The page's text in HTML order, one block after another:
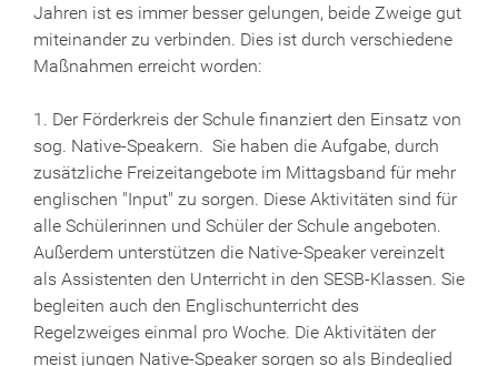
Jahren ist es immer besser gelungen, beide Zweige gut
miteinander zu verbinden. Dies ist durch verschiedene
Maßnahmen erreicht worden:
1. Der Förderkreis der Schule finanziert den Einsatz von
sog. Native-Speakern. Sie haben die Aufgabe, durch
zusätzliche Freizeitangebote im Mittagsband für mehr
englischen "Input" zu sorgen. Diese Aktivitäten sind für
alle Schülerinnen und Schüler der Schule angeboten.
Außerdem unterstützen die Native-Speaker vereinzelt
als Assistenten den Unterricht in den SESB-Klassen. Sie
begleiten auch den Englischunterricht des
Regelzweiges einmal pro Woche. Die Aktivitäten der
meist jungen Native-Speaker sorgen so als Bindeglied